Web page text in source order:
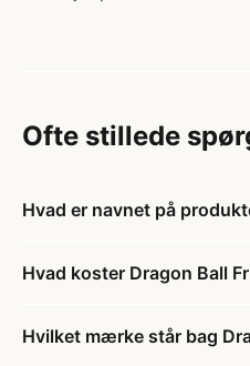
Ofte stillede
Hvad er navnet på
Hvad koster Dragon Ball
Hvilket mærke står bag